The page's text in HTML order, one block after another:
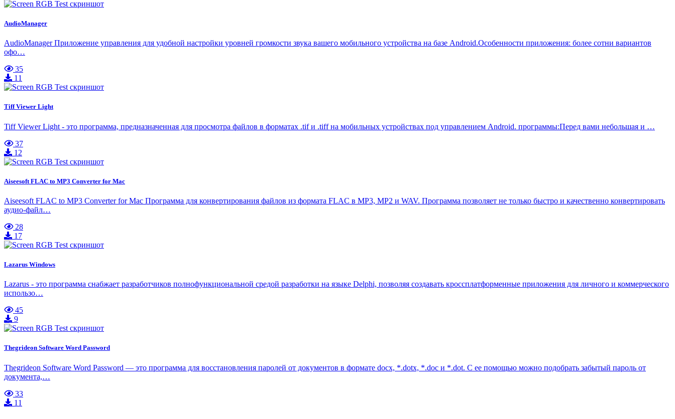
AudioManager
AudioManager Приложение управления для удобной настройки уровней громкости звука вашего мобильного устройства на базе Android.Особенности приложения: более сотни вариантов
офо…
35
11
Tiff Viewer Light
Tiff Viewer Light - это программа, предназначенная для просмотра файлов в форматах .tif и .tiff на мобильных устройствах под управлением Android. программы:Перед вами небольшая и …
37
12
Aiseesoft FLAC to MP3 Converter for Mac
Aiseesoft FLAC to MP3 Converter for Mac Программа для конвертирования файлов из формата FLAC в MP3, MP2 и WAV. Программа позволяет не только быстро и качественно конвертировать
аудио-файл…
28
17
Lazarus Windows
Lazarus - это программа снабжает разработчиков полнофункциональной средой разработки на языке Delphi, позволяя создавать кроссплатформенные приложения для личного и коммерческого
использо…
45
9
Thegrideon Software Word Password
Thegrideon Software Word Password — это программа для восстановления паролей от документов в формате docx, *.dotx, *.doc и *.dot. С ее помощью можно подобрать забытый пароль от
документа,…
33
11